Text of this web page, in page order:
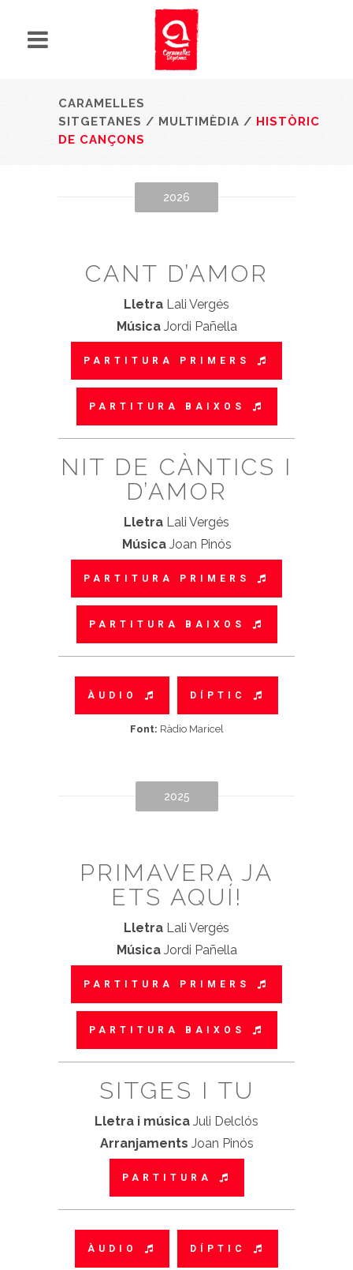
CARAMELLES
SITGETANES / MULTIMÈDIA / HISTÒRIC
DE CANÇONS
2026
CANT D’AMOR
Lletra Lali Vergés
MúsicaJordi Pañella
PARTITURA PRIMERS
PARTITURA BAIXOS
NIT DE CÀNTICS I
D’AMOR
Lletra Lali Vergés
MúsicaJoan Pinós
PARTITURA PRIMERS
PARTITURA BAIXOS
ÀUDIO DÍPTIC
Font: Ràdio Maricel
2025
PRIMAVERA JA
ETS AQUÍ!
Lletra Lali Vergés
MúsicaJordi Pañella
PARTITURA PRIMERS
PARTITURA BAIXOS
SITGES I TU
Lletra i música Juli Delclós
Arranjaments Joan Pinós
PARTITURA
ÀUDIO DÍPTIC